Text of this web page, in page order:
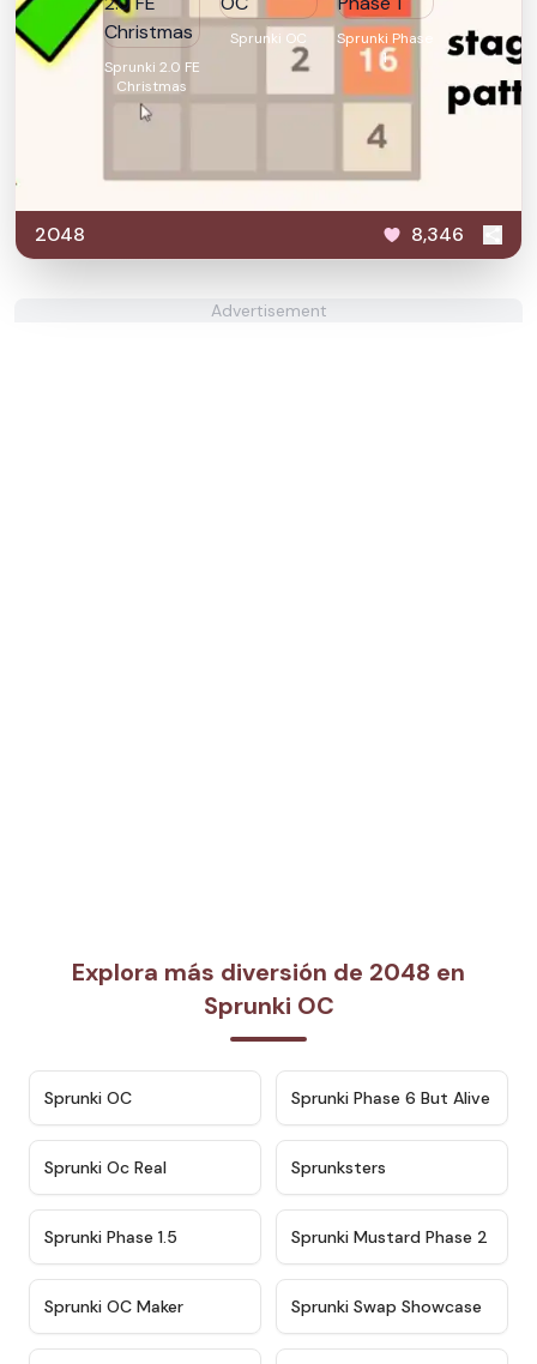
Sprunki 2.0 FE
Christmas
Sprunki OC
Sprunki Phase
1
2048 8,346
Advertisement
Explora más diversión de 2048 en
Sprunki OC
Sprunki OC ★ 4.9
Sprunki Phase 6 But Alive
Sprunki Oc Real Sprunksters
Sprunki Phase 1.5 ★ 4.4
Sprunki Mustard Phase 2
Sprunki OC Maker ★ 4.6
Sprunki Swap Showcase